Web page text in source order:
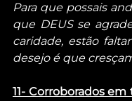
Para que possais
que DEUS se
caridade, estão
desejo é que
11- Corroborados